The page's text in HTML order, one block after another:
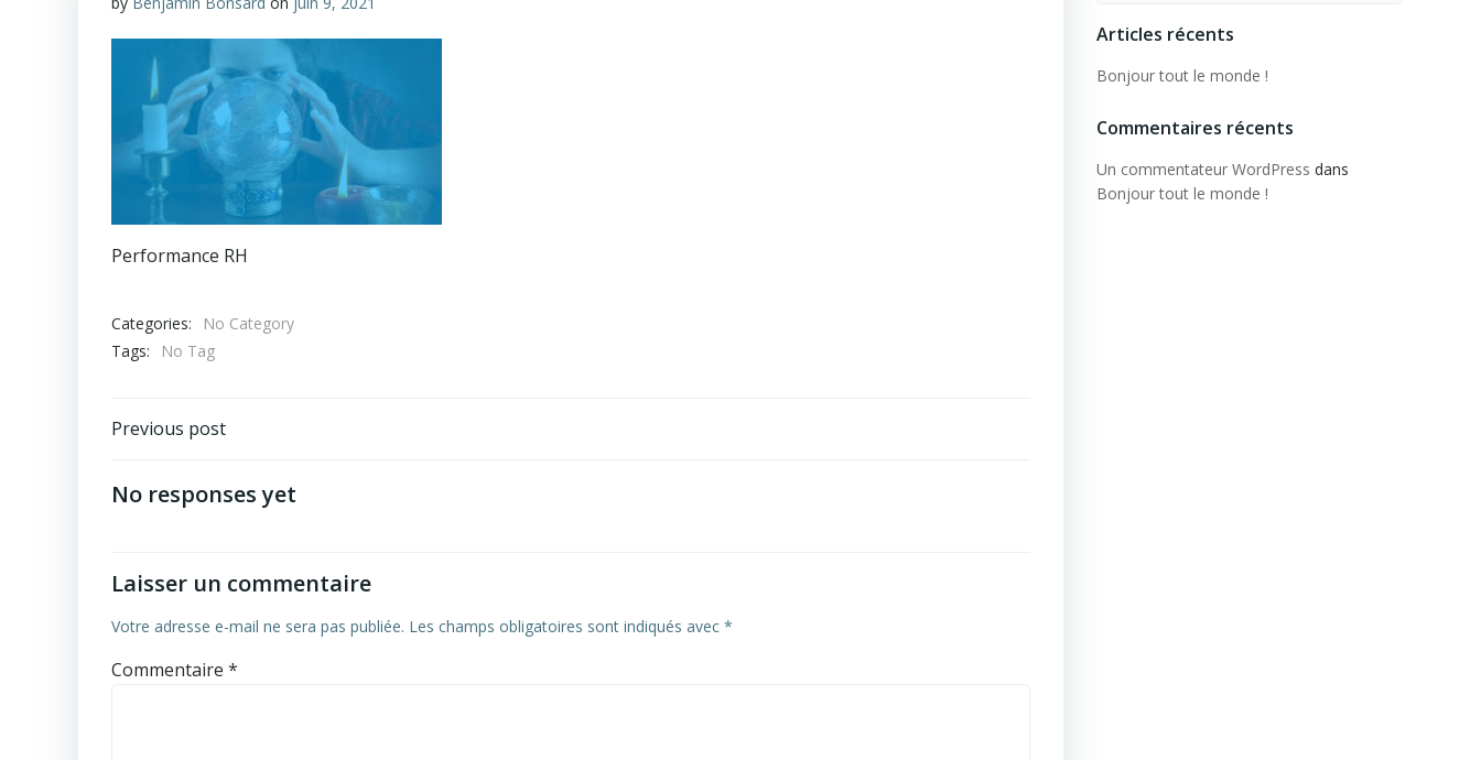
Performance RH
Categories:
No Category
Tags:
No Tag
Navigation
de
Previous post
No responses yet
Laisser un commentaire
Votre adresse e-mail ne sera pas publiée. Les champs obligatoires sont indiqués avec *
Commentaire *
Articles récents
Bonjour tout le monde !
Commentaires récents
Un commentateur WordPress dans
Bonjour tout le monde !